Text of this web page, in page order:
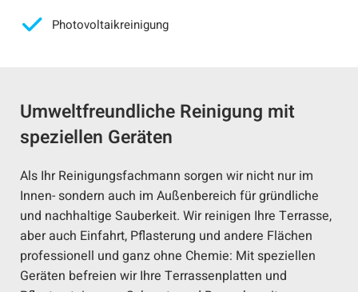
Photovoltaikreinigung
Umweltfreundliche Reinigung mit
speziellen Geräten
Als Ihr Reinigungsfachmann sorgen wir nicht nur im
Innen- sondern auch im Außenbereich für gründliche
und nachhaltige Sauberkeit. Wir reinigen Ihre Terrasse,
aber auch Einfahrt, Pflasterung und andere Flächen
professionell und ganz ohne Chemie: Mit speziellen
Geräten befreien wir Ihre Terrassenplatten und